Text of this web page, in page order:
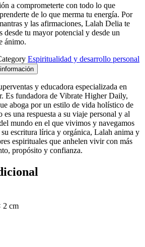
a comprometerte con todo lo que
de lo que merma tu energía. Por
y las afirmaciones, Lalah Delia te
desde tu mayor potencial y desde un
ánimo.
Espiritualidad y desarrollo personal
y educadora especializada en
Es fundadora de Vibrate Higher Daily,
aboga por un estilo de vida holístico de
una respuesta a su viaje personal y al
mundo en el que vivimos y navegamos
escritura lírica y orgánica, Lalah anima y
espirituales que anhelen vivir con más
propósito y confianza.
2 cm